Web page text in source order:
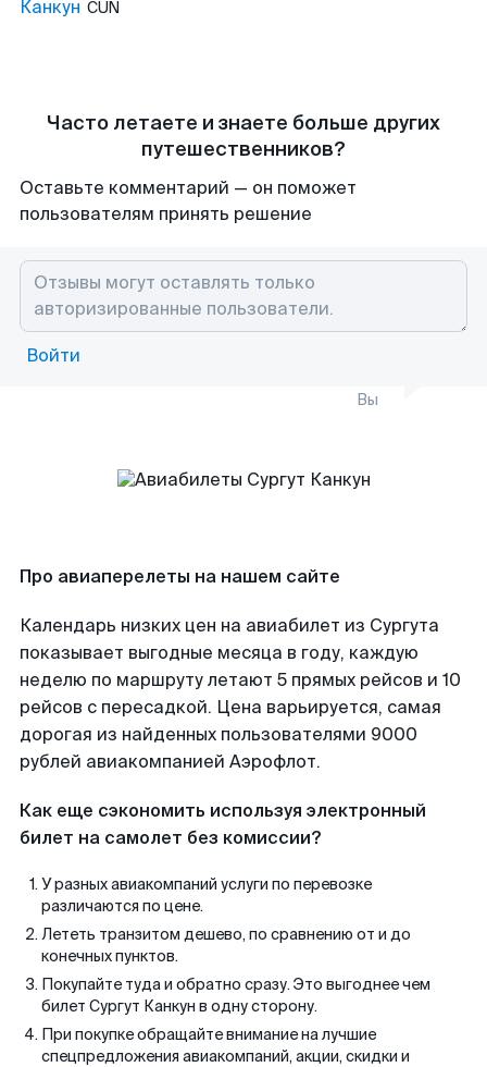
Канкун CUN
Часто летаете и знаете больше других
путешественников?
Оставьте комментарий — он поможет
пользователям принять решение
Войти
Вы
Про авиаперелеты на нашем сайте
Календарь низких цен на авиабилет из Сургута
показывает выгодные месяца в году, каждую
неделю по маршруту летают 5 прямых рейсов и 10
рейсов с пересадкой. Цена варьируется, самая
дорогая из найденных пользователями 9000
рублей авиакомпанией Аэрофлот.
Как еще сэкономить используя электронный
билет на самолет без комиссии?
У разных авиакомпаний услуги по перевозке
различаются по цене.
Лететь транзитом дешево, по сравнению от и до
конечных пунктов.
Покупайте туда и обратно сразу. Это выгоднее чем
билет Сургут Канкун в одну сторону.
При покупке обращайте внимание на лучшие
спецпредложения авиакомпаний, акции, скидки и